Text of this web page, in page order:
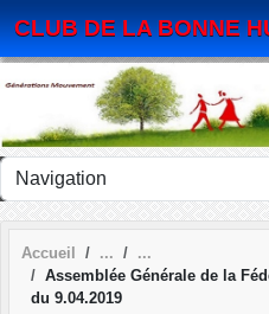
CLUB DE LA BONNE
Accueil
Assemblée Générale de la
du 9.04.2019